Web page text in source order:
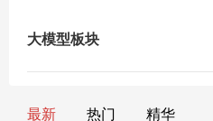
大模型板块
最新 热门 精华